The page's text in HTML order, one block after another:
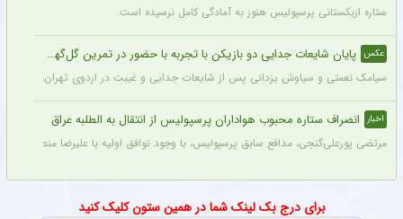
ستاره ازبکستانی پرسپولیس هنوز به آمادگی کامل نرسیده است.
عکس پایان شایعات جدایی دو بازیکن با تجربه با حضور در تمرین گل‌گهر + عکس
سیامک نعمتی و سیاوش یزدانی پس از شایعات جدایی و غیبت در اردوی تهران، دیروز
اخبار انصراف ستاره محبوب هواداران پرسپولیس از انتقال به الطلبه عراق
مرتضی پورعلی‌گنجی، مدافع سابق پرسپولیس، با وجود توافق اولیه با علیرضا منصوریان
برای درج بک لینک شما در همین ستون کلیک کنید